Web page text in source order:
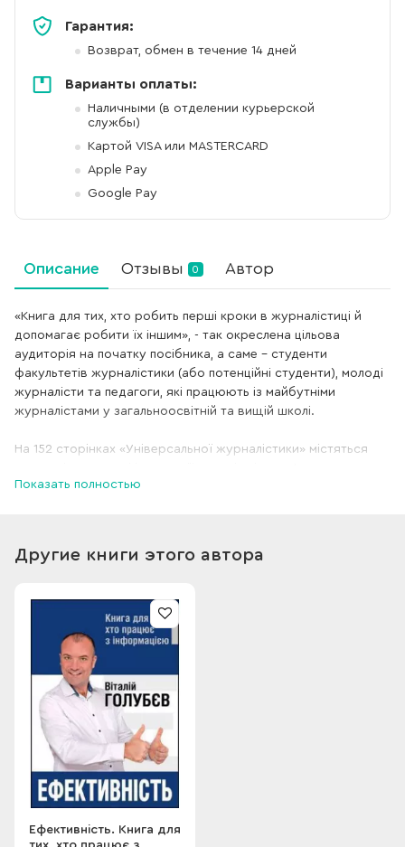
Гарантия:
Возврат, обмен в течение 14 дней
Варианты оплаты:
Наличными (в отделении курьерской
службы)
Картой VISA или MASTERCARD
Apple Pay
Google Pay
Описание Отзывы 0 Автор
«Книга для тих, хто робить перші кроки в журналістиці й
допомагає робити їх іншим», - так окреслена цільова
аудиторія на початку посібника, а саме – студенти
факультетів журналістики (або потенційні студенти), молоді
журналісти та педагоги, які працюють із майбутніми
журналістами у загальноосвітній та вищій школі.
На 152 сторінках «Універсальної журналістики» містяться
джерел інформації в офлайні та онлайні, поради із
особистої ефективності. Книжка розкриває базові поняття
навчання на факультеті журналістики та побудови
журналістської кар'єри.
Автор посібника - Віталій Голубєв, головний редактор
Видавничого дому «ОГО», викладач кафедри журналістики
Національного університету «Острозька академія», керівник
Школи універсального журналіста. Книжка є результатом
узагальнення майже 20-річного досвіду роботи автора в
журналістиці й 10-річних напрацювань у «Школі
універсального журналіста», яку проводить Віталій Голубєв
у різних містах для молоді, яку цікавить журналістика.
Показать полностью
Другие книги этого автора
Ефективність. Книга для